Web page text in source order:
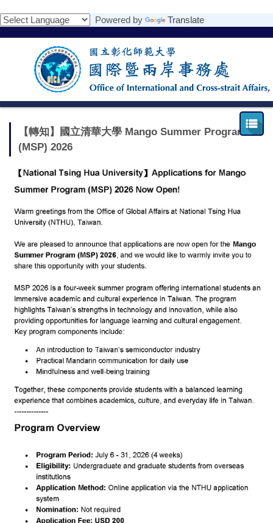
到
主
Powered by Translate
【轉知】國立清華大學 Mango Summer Program
(MSP) 2026